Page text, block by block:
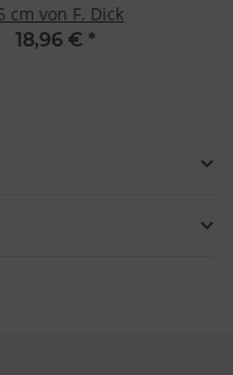
cm von F. Dick
18,96 € *